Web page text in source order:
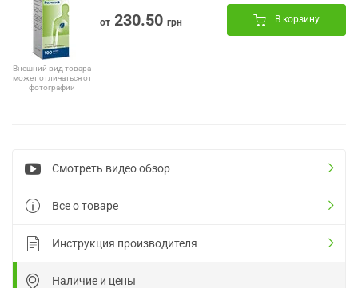
Внешний вид товара
может отличаться от
фотографии
от 230.50 грн В корзину
Смотреть видео обзор
Все о товаре
Инструкция производителя
Наличие и цены